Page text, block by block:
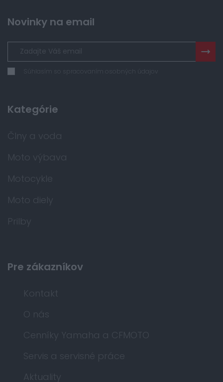
Novinky na email
Súhlasím so spracovaním osobných údajov
Kategórie
Člny a voda
Moto výbava
Motocykle
Moto diely
Prilby
Pre zákazníkov
Kontakt
O nás
Cenníky Yamaha a CFMOTO
Servis a servisné práce
Aktuality